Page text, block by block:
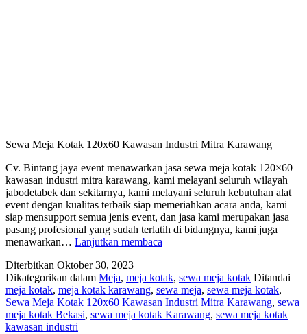
Sewa Meja Kotak 120x60 Kawasan Industri Mitra Karawang
Cv. Bintang jaya event menawarkan jasa sewa meja kotak 120×60
kawasan industri mitra karawang, kami melayani seluruh wilayah
jabodetabek dan sekitarnya, kami melayani seluruh kebutuhan alat
event dengan kualitas terbaik siap memeriahkan acara anda, kami
siap mensupport semua jenis event, dan jasa kami merupakan jasa
pasang profesional yang sudah terlatih di bidangnya, kami juga
menawarkan… Lanjutkan membaca
120×60
Kawasan
Industri
Mitra
Diterbitkan Oktober 30, 2023
Dikategorikan dalam Meja, meja kotak, sewa meja kotak Ditandai
meja kotak, meja kotak karawang, sewa meja, sewa meja kotak,
Sewa Meja Kotak 120x60 Kawasan Industri Mitra Karawang, sewa
meja kotak Bekasi, sewa meja kotak Karawang, sewa meja kotak
kawasan industri